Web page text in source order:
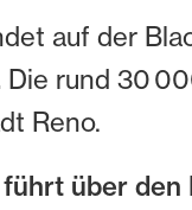
auf der
Die rund 30
Reno.
über den